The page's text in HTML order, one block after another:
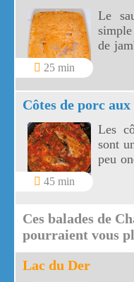
25 min
Le
de
pour
Côtes de porc
45 min
Les
sont
peu
Ces balades de
pourraient vous
Lac du Der